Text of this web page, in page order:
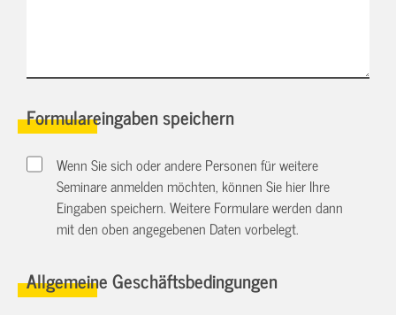
Formulareingaben speichern
Wenn Sie sich oder andere Personen für weitere
Seminare anmelden möchten, können Sie hier Ihre
Eingaben speichern. Weitere Formulare werden dann
mit den oben angegebenen Daten vorbelegt.
Allgemeine Geschäftsbedingungen